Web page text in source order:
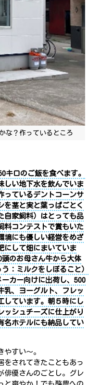
な？作っているところ
キロのご飯を食べます。
しい地下水を飲んでいま
っているデントコーンサ
を茎と実と葉っぱごとく
自家飼料）はとっても品
料コンテストで賞もいた
境にも優しい経営をめざ
にして畑にまいていま
のお母さん牛から大体
：ミルクをしぼること）
カー向けに出荷し、500
乳、ヨーグルト、フレッ
しています。朝５時にし
ッシュチーズに仕上がり
名ホテルにも納品してい
やすい～。
をされてきたこともあっ
俳優さんのごとし。グレ